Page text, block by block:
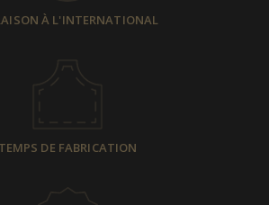
À L'INTERNATIONAL
TEMPS DE FABRICATION